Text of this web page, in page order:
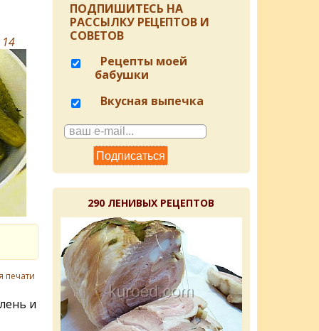
14
печати
и
ПОДПИШИТЕСЬ НА
РАССЫЛКУ РЕЦЕПТОВ И
СОВЕТОВ
Рецепты моей
бабушки
Вкусная выпечка
290 ЛЕНИВЫХ РЕЦЕПТОВ